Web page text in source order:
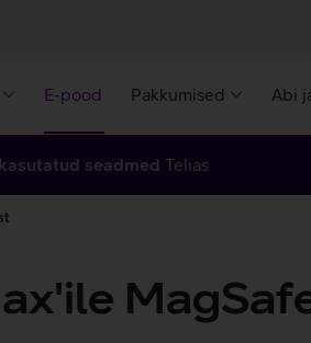
E-pood Pakkumised Abi
seadmed Telias